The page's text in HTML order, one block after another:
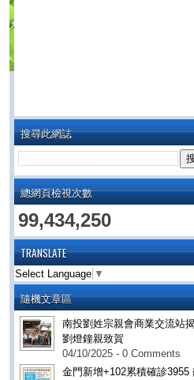
搜尋此網誌
總網頁檢視次數
99,434,250
TRANSLATE
Select Language ▼
隨機文章區
南投劉姓宗親會商業交流站
劉燈鐘親致賀
04/10/2025 - 0 Comments
金門新增+102累積確診3955